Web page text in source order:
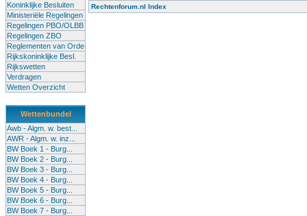
Koninklijke Besluiten
Ministeriële Regelingen
Regelingen PBO/OLBB
Regelingen ZBO
Reglementen van Orde
Rijkskoninklijke Besl.
Rijkswetten
Verdragen
Wetten Overzicht
Wettenbundel
Awb - Algm. w. best...
AWR - Algm. w. inz...
BW Boek 1 - Burg...
BW Boek 2 - Burg...
BW Boek 3 - Burg...
BW Boek 4 - Burg...
BW Boek 5 - Burg...
BW Boek 6 - Burg...
BW Boek 7 - Burg...
Rechtenforum.nl Index